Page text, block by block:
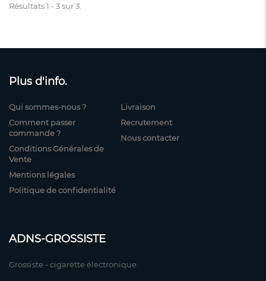
Résultats 1 - 3 sur 3.
Plus d'info.
Qui sommes-nous ?
Comment passer
commande ?
Conditions Générales de
Vente
Mentions légales
Politique de confidentialité
Livraison
Recrutement
Nous contacter
ADNS-GROSSISTE
Grossiste - cigarette électronique.